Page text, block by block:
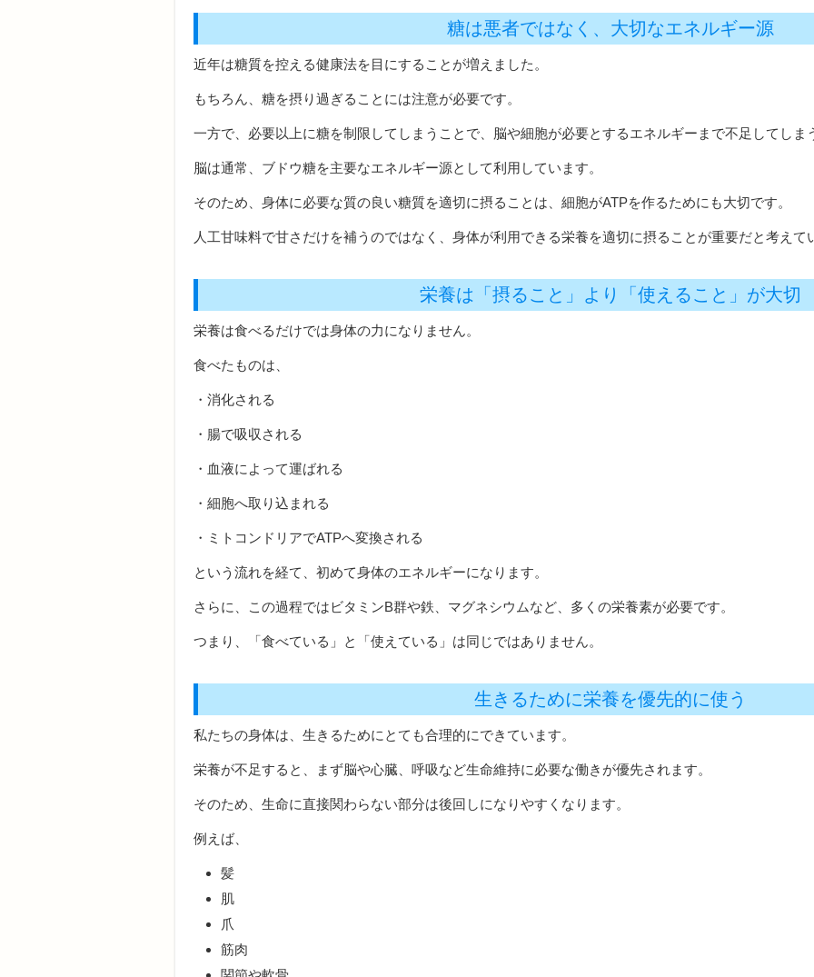
糖は悪者ではなく、大切なエネルギー源
近年は糖質を控える健康法を目にすることが増えました。
もちろん、糖を摂り過ぎることには注意が必要です。
一方で、必要以上に糖を制限してしまうことで、脳や細胞が必要とするエネルギーまで不足してしま
脳は通常、ブドウ糖を主要なエネルギー源として利用しています。
そのため、身体に必要な質の良い糖質を適切に摂ることは、細胞がATPを作るためにも大切です。
人工甘味料で甘さだけを補うのではなく、身体が利用できる栄養を適切に摂ることが重要だと考えて
栄養は「摂ること」より「使えること」が大切
栄養は食べるだけでは身体の力になりません。
食べたものは、
・消化される
・腸で吸収される
・血液によって運ばれる
・細胞へ取り込まれる
・ミトコンドリアでATPへ変換される
という流れを経て、初めて身体のエネルギーになります。
さらに、この過程ではビタミンB群や鉄、マグネシウムなど、多くの栄養素が必要です。
つまり、「食べている」と「使えている」は同じではありません。
生きるために栄養を優先的に使う
私たちの身体は、生きるためにとても合理的にできています。
栄養が不足すると、まず脳や心臓、呼吸など生命維持に必要な働きが優先されます。
そのため、生命に直接関わらない部分は後回しになりやすくなります。
例えば、
髪
肌
爪
筋肉